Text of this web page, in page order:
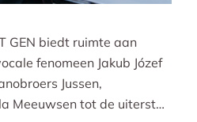
GEN biedt ruimte aan
fenomeen Jakub Józef
Jussen,
Meeuwsen tot de uiterst